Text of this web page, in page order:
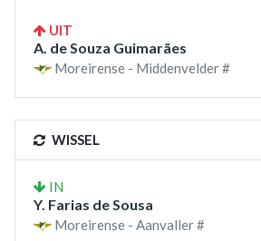
UIT
A. de Souza Guimarães
Moreirense - Middenvelder #
WISSEL
IN
Y. Farias de Sousa
Moreirense - Aanvaller #